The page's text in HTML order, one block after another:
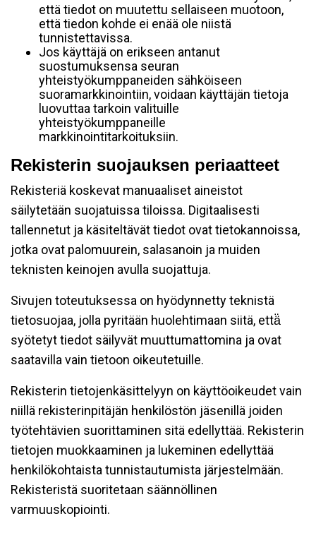
että tiedot on muutettu sellaiseen muotoon,
että tiedon kohde ei enää ole niistä
tunnistettavissa.
Jos käyttäjä on erikseen antanut
suostumuksensa seuran
yhteistyökumppaneiden sähköiseen
suoramarkkinointiin, voidaan käyttäjän tietoja
luovuttaa tarkoin valituille
yhteistyökumppaneille
markkinointitarkoituksiin.
Rekisterin suojauksen periaatteet
Rekisteriä koskevat manuaaliset aineistot
säilytetään suojatuissa tiloissa. Digitaalisesti
tallennetut ja käsiteltävät tiedot ovat tietokannoissa,
jotka ovat palomuurein, salasanoin ja muiden
teknisten keinojen avulla suojattuja.
Sivujen toteutuksessa on hyödynnetty teknistä
tietosuojaa, jolla pyritään huolehtimaan siitä, että̈
syötetyt tiedot säilyvät muuttumattomina ja ovat
saatavilla vain tietoon oikeutetuille.
Rekisterin tietojenkäsittelyyn on käyttöoikeudet vain
niillä rekisterinpitäjän henkilöstön jäsenillä joiden
työtehtävien suorittaminen sitä edellyttää. Rekisterin
tietojen muokkaaminen ja lukeminen edellyttää
henkilökohtaista tunnistautumista järjestelmään.
Rekisteristä suoritetaan säännöllinen
varmuuskopiointi.